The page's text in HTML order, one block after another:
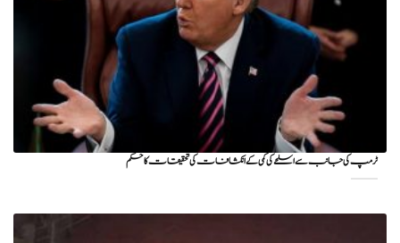
ٹرمپ کی جانب سے اسلحے کی کمی کے انکشافات کی تحقیقات کا حکم